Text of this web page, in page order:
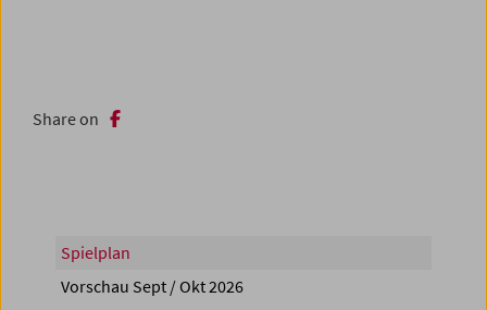
Share on
Spielplan
Vorschau Sept / Okt 2026